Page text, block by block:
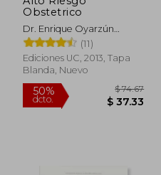
50%
dcto.
$ 101.18
$ 50.59
Obstetrico
Dr. Enrique Oyarzún
Ebensperger; Dr. José
Andrés Poblete Lizana
(11)
Ediciones UC, 2013, Tapa
Blanda, Nuevo